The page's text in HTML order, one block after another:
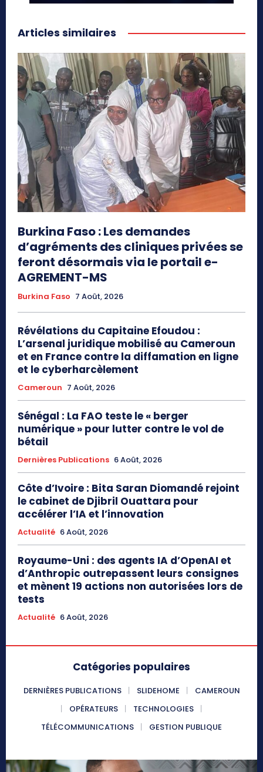
Articles similaires
Burkina Faso : Les demandes
d’agréments des cliniques privées se
feront désormais via le portail e-
AGREMENT-MS
Burkina Faso 7 Août, 2026
Révélations du Capitaine Efoudou :
L’arsenal juridique mobilisé au Cameroun
et en France contre la diffamation en ligne
et le cyberharcèlement
Cameroun 7 Août, 2026
Sénégal : La FAO teste le « berger
numérique » pour lutter contre le vol de
bétail
Dernières Publications 6 Août, 2026
Côte d’Ivoire : Bita Saran Diomandé rejoint
le cabinet de Djibril Ouattara pour
accélérer l’IA et l’innovation
Actualité 6 Août, 2026
Royaume-Uni : des agents IA d’OpenAI et
d’Anthropic outrepassent leurs consignes
et mènent 19 actions non autorisées lors de
tests
Actualité 6 Août, 2026
Catégories populaires
DERNIÈRES PUBLICATIONS SLIDEHOME
CAMEROUN
OPÉRATEURS
TECHNOLOGIES
TÉLÉCOMMUNICATIONS
GESTION PUBLIQUE